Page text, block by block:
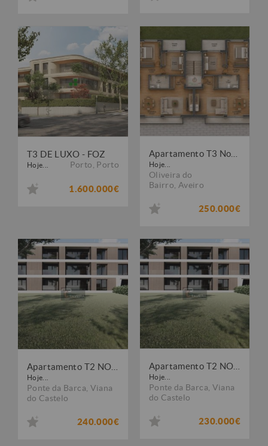
T3 DE LUXO - FOZ
Hoje... Porto Porto
1.600.000€
Hoje...
Oliveira do
Bairro Aveiro
250.000€
Hoje...
Ponte da Barca Viana
do Castelo
240.000€
Hoje...
Ponte da Barca Viana
do Castelo
230.000€